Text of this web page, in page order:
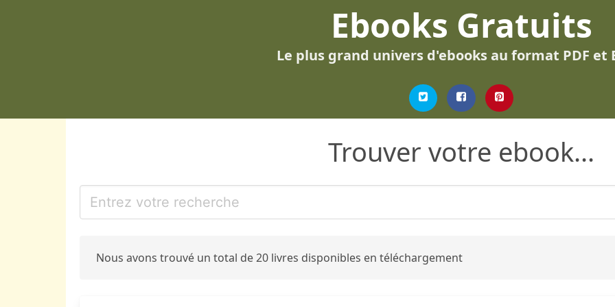
Ebooks Gratuits
Le plus grand univers d'ebooks au format PDF et
Trouver votre ebook...
Nous avons trouvé un total de 20 livres disponibles en téléchargement